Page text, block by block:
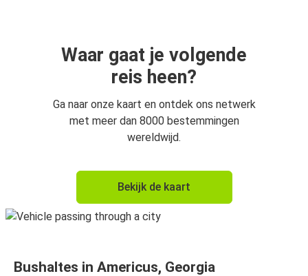
Waar gaat je volgende
reis heen?
Ga naar onze kaart en ontdek ons netwerk
met meer dan 8000 bestemmingen
wereldwijd.
Bekijk de kaart
Bushaltes in Americus, Georgia